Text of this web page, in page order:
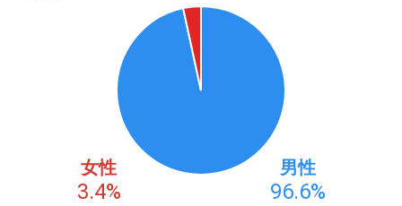
女性
3.4%
男性
96.6%